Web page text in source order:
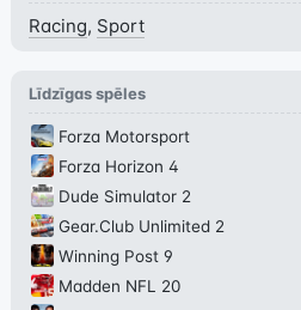
Racing, Sport
Līdzīgas spēles
Forza Motorsport
Forza Horizon 4
Dude Simulator 2
Gear.Club Unlimited 2
Winning Post 9
Madden NFL 20